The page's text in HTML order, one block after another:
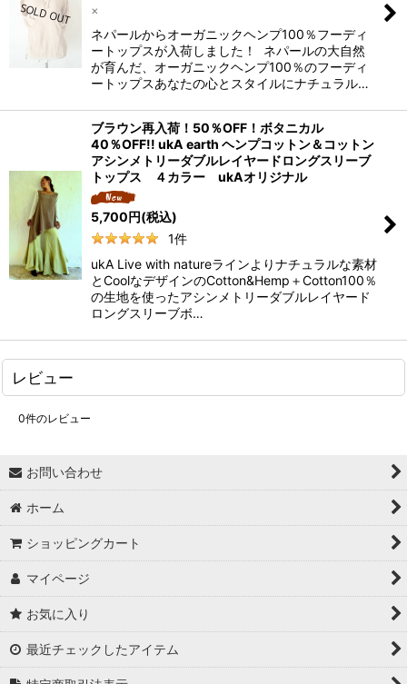
×
ネパールからオーガニックヘンプ100％フーディ
ートップスが入荷しました！ ネパールの大自然
が育んだ、オーガニックヘンプ100％のフーディ
ートップスあなたの心とスタイルにナチュラル…
ブラウン再入荷！50％OFF！ボタニカル
40％OFF!! ukA earth ヘンプコットン＆コットン
アシンメトリーダブルレイヤードロングスリーブ
トップス ４カラー ukAオリジナル
5,700円(税込)
1件
ukA Live with natureラインよりナチュラルな素材
とCoolなデザインのCotton&Hemp＋Cotton100％
の生地を使ったアシンメトリーダブルレイヤード
ロングスリーブボ…
レビュー
0件のレビュー
お問い合わせ
ホーム
ショッピングカート
マイページ
お気に入り
最近チェックしたアイテム